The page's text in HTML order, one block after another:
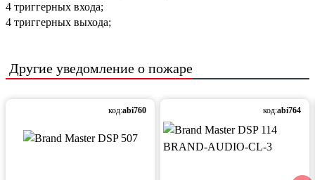
4 триггерных входа;
4 триггерных выхода;
Другие уведомление о пожаре
код:abi760 код:abi764